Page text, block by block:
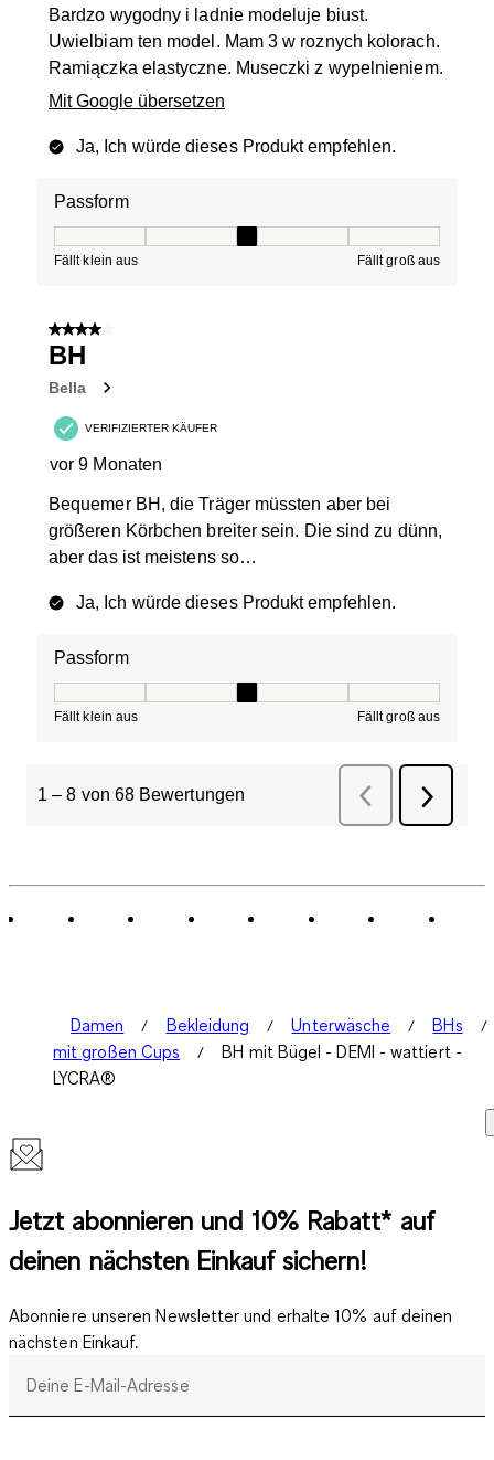
Bardzo wygodny i ladnie modeluje biust.
Uwielbiam ten model. Mam 3 w roznych kolorach.
Ramiączka elastyczne. Museczki z wypelnieniem.
Mit Google übersetzen
Ja, Ich würde dieses Produkt empfehlen.
Passform
Fällt klein aus Fällt groß aus
4 von 5 Sternen.
BH
Bella
VERIFIZIERTER KÄUFER
vor 9 Monaten
Bequemer BH, die Träger müssten aber bei
größeren Körbchen breiter sein. Die sind zu dünn,
aber das ist meistens so…
Ja, Ich würde dieses Produkt empfehlen.
Passform
Fällt klein aus Fällt groß aus
1 – 8 von 68 Bewertungen Zurück Bewertungen
Weiter
Damen Bekleidung Unterwäsche
BHs
mit großen Cups
BH mit Bügel - DEMI - wattiert -
LYCRA®
Jetzt abonnieren und 10% Rabatt* auf
deinen nächsten Einkauf sichern!
Abonniere unseren Newsletter und erhalte 10% auf deinen
nächsten Einkauf.
Deine E-Mail-Adresse